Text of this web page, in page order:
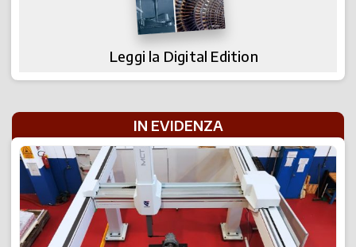
Leggi la Digital Edition
IN EVIDENZA